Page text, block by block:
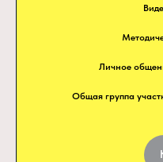
Личное
Общая группа